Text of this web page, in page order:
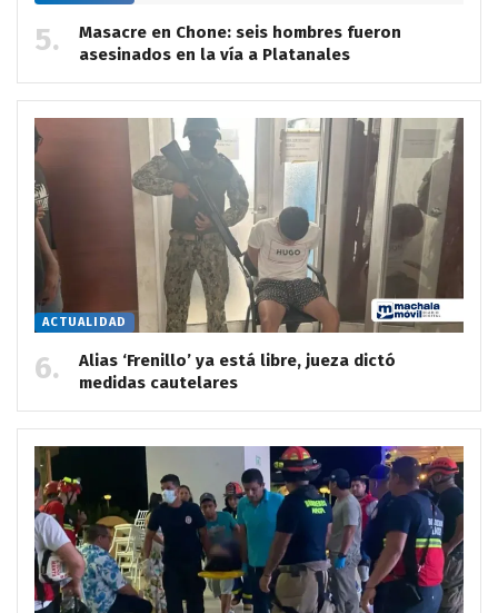
Masacre en Chone: seis hombres fueron
asesinados en la vía a Platanales
ACTUALIDAD
Alias ‘Frenillo’ ya está libre, jueza dictó
medidas cautelares